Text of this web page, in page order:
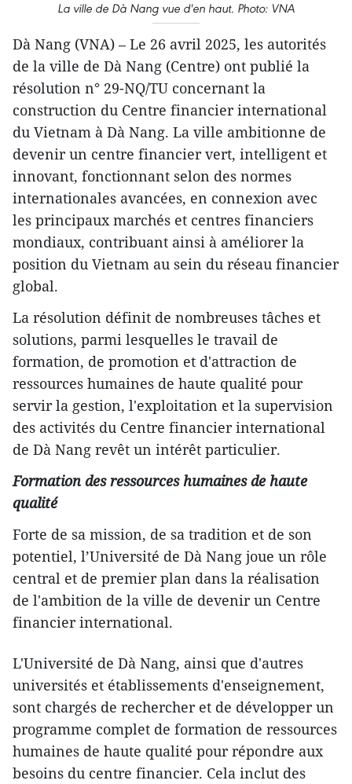
La ville de Dà Nang vue d'en haut. Photo: VNA
Dà Nang (VNA) – Le 26 avril 2025, les autorités
de la ville de Dà Nang (Centre) ont publié la
résolution n° 29-NQ/TU concernant la
construction du Centre financier international
du Vietnam à Dà Nang. La ville ambitionne de
devenir un centre financier vert, intelligent et
innovant, fonctionnant selon des normes
internationales avancées, en connexion avec
les principaux marchés et centres financiers
mondiaux, contribuant ainsi à améliorer la
position du Vietnam au sein du réseau financier
global.
La résolution définit de nombreuses tâches et
solutions, parmi lesquelles le travail de
formation, de promotion et d'attraction de
ressources humaines de haute qualité pour
servir la gestion, l'exploitation et la supervision
des activités du Centre financier international
de Dà Nang revêt un intérêt particulier.
Formation des ressources humaines de haute
qualité
Forte de sa mission, de sa tradition et de son
potentiel, l’Université de Dà Nang joue un rôle
central et de premier plan dans la réalisation
de l'ambition de la ville de devenir un Centre
financier international.
L'Université de Dà Nang, ainsi que d'autres
universités et établissements d'enseignement,
sont chargés de rechercher et de développer un
programme complet de formation de ressources
humaines de haute qualité pour répondre aux
besoins du centre financier. Cela inclut des